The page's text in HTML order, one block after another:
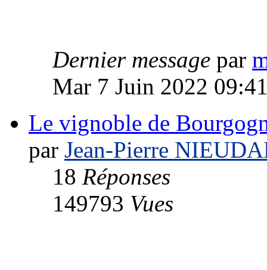
Dernier message par
Mar 7 Juin 2022
Le vignoble de
par Jean-Pierre
18 Réponses
149793 Vues